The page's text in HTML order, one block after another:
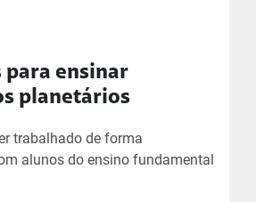
para ensinar
planetários
trabalhado de forma
alunos do ensino fundamental